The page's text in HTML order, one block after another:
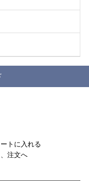
トに入れる
注文へ